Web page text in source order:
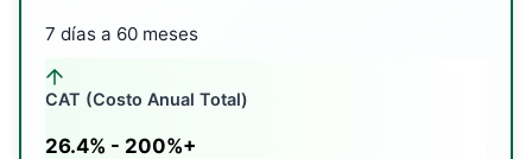
7 días a 60 meses
CAT (Costo Anual Total)
26.4% - 200%+